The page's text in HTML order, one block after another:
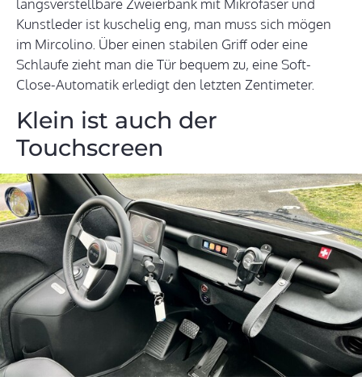
längsverstellbare Zweierbank mit Mikrofaser und
Kunstleder ist kuschelig eng, man muss sich mögen
im Mircolino. Über einen stabilen Griff oder eine
Schlaufe zieht man die Tür bequem zu, eine Soft-
Close-Automatik erledigt den letzten Zentimeter.
Klein ist auch der
Touchscreen